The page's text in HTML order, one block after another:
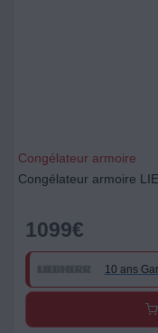
Congélateur armoire
Congélateur armoire
1099€
10 ans